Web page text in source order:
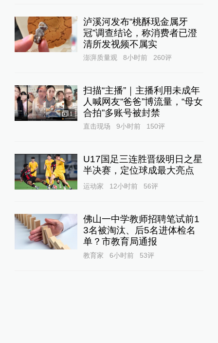
泸溪河发布“桃酥现金属牙
冠”调查结论，称消费者已澄
清所发视频不属实
澎湃质量观 8小时前 260评
1
扫描“主播”｜主播利用未成年
人喊网友“爸爸”博流量，“母女
合拍”多账号被封禁
直击现场 9小时前 150评
U17国足三连胜晋级明日之星
半决赛，定位球成最大亮点
运动家 12小时前 56评
佛山一中学教师招聘笔试前1
3名被淘汰、后5名进体检名
单？市教育局通报
教育家 6小时前 53评